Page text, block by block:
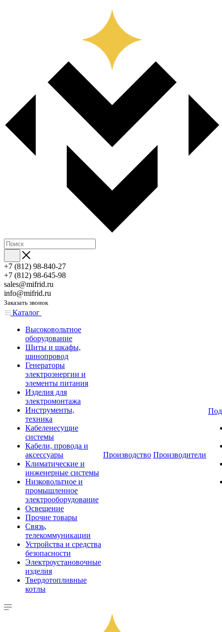
+7 (812) 98-840-27
+7 (812) 98-645-98
sales@mifrid.ru
info@mifrid.ru
Заказать звонок
Каталог
Высоковольтное
оборудование
Щиты и шкафы,
шинопровод
Генераторы
электроэнергии и
элементы питания
Изделия для
электромонтажа
Инструменты,
техника
Кабеленесущие
системы
Кабели, провода и
аксессуары
Климатические и
инженерные системы
Низковольтное и
промышленное
электрооборудование
Освещение
Прочие товары
Связь,
телекоммуникации
Устройства и средства
безопасности
Электроустановочные
изделия
Твердотопливные
котлы
Производство Производители